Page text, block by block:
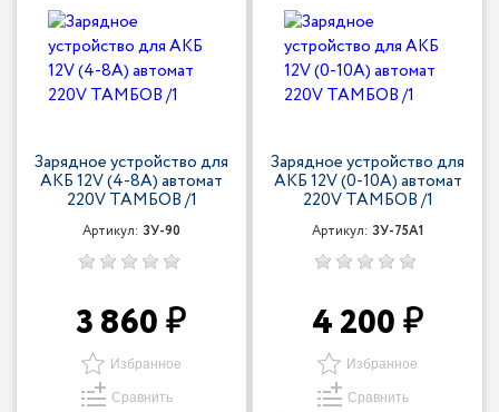
Зарядное устройство для
АКБ 12V (4-8A) автомат
220V ТАМБОВ /1
Артикул: ЗУ-90
3 860
Избранное
Сравнить
Зарядное устройство для
АКБ 12V (0-10A) автомат
220V ТАМБОВ /1
Артикул: ЗУ-75А1
4 200
Избранное
Сравнить